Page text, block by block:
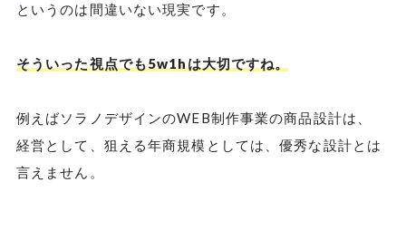
というのは間違いない現実です。
そういった視点でも5w1hは大切ですね。
例えばソラノデザインのWEB制作事業の商品設計は、
経営として、狙える年商規模としては、優秀な設計とは
言えません。